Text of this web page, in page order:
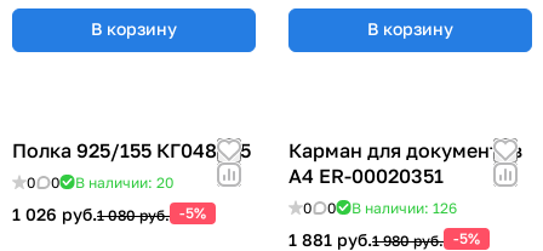
В корзину В корзину
Полка 925/155 КГ048825
0 0 В наличии: 20
1 026 руб.1 080 руб. -5%
Карман для документов
А4 ER-00020351
0 0 В наличии: 126
1 881 руб.1 980 руб. -5%